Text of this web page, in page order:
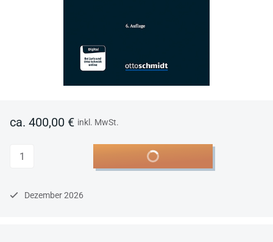
ca. 400,00 € inkl. MwSt.
Anzahl In den Warenkorb
Dezember 2026